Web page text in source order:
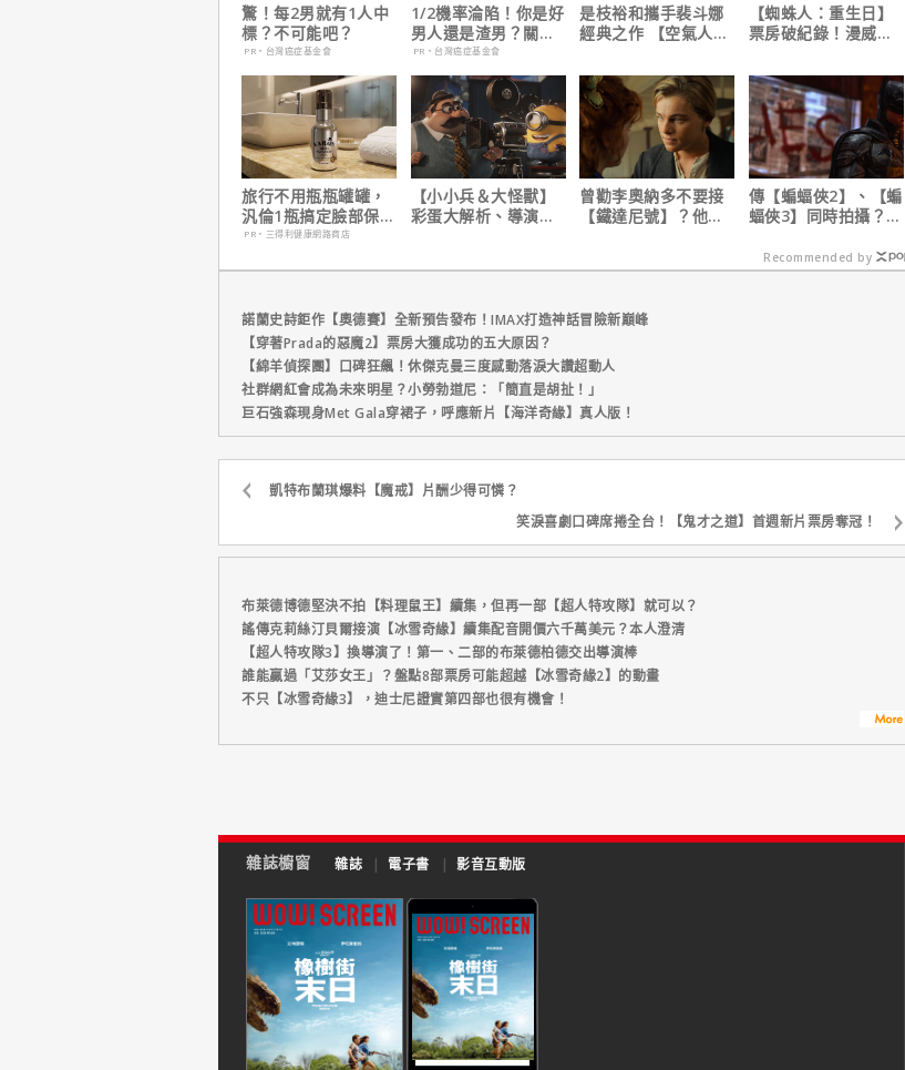
驚！每2男就有1人中
標？不可能吧？
PR・台灣癌症基金會
1/2機率淪陷！你是好
男人還是渣男？關鍵
在這
PR・台灣癌症基金會
是枝裕和攜手裴斗娜
經典之作 【空氣人
【蜘蛛人：重生日】
票房破紀錄！漫威總
讚！
旅行不用瓶瓶罐罐，
汎倫1瓶搞定臉部保
養！
PR・三得利健康網路商店
【小小兵＆大怪獸】
彩蛋大解析、導演皮
曾勸李奧納多不要接
【鐵達尼號】？他
傳【蝙蝠俠2】、【蝙
蝠俠3】同時拍攝？詹
Recommended by
諾蘭史詩鉅作【奧德賽】全新預告發布！IMAX打造神話冒險新巔峰
【穿著Prada的惡魔2】票房大獲成功的五大原因？
【綿羊偵探團】口碑狂飆！休傑克曼三度感動落淚大讚超動人
社群網紅會成為未來明星？小勞勃道尼：「簡直是胡扯！」
巨石強森現身Met Gala穿裙子，呼應新片【海洋奇緣】真人版！
凱特布蘭琪爆料【魔戒】片酬少得可憐？
笑淚喜劇口碑席捲全台！【鬼才之道】首週新片票房奪冠！
布萊德博德堅決不拍【料理鼠王】續集，但再一部【超人特攻隊】就可以？
謠傳克莉絲汀貝爾接演【冰雪奇緣】續集配音開價六千萬美元？本人澄清
【超人特攻隊3】換導演了！第一、二部的布萊德柏德交出導演棒
誰能贏過「艾莎女王」？盤點8部票房可能超越【冰雪奇緣2】的動畫
不只【冰雪奇緣3】，迪士尼證實第四部也很有機會！
雜誌櫥窗 雜誌 | 電子書 | 影音互動版